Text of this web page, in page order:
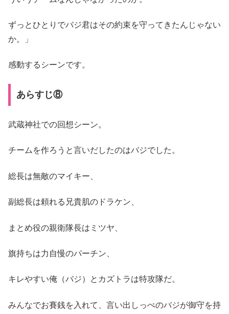
ずっとひとりでバジ君はその約束を守ってきたんじゃない
か。」
感動するシーンです。
あらすじ⑧
武蔵神社での回想シーン。
チームを作ろうと言いだしたのはバジでした。
総長は無敵のマイキー、
副総長は頼れる兄貴肌のドラケン、
まとめ役の親衛隊長はミツヤ、
旗持ちは力自慢のパーチン、
キレやすい俺（バジ）とカズトラは特攻隊だ。
みんなでお賽銭を入れて、言い出しっぺのバジが御守を持